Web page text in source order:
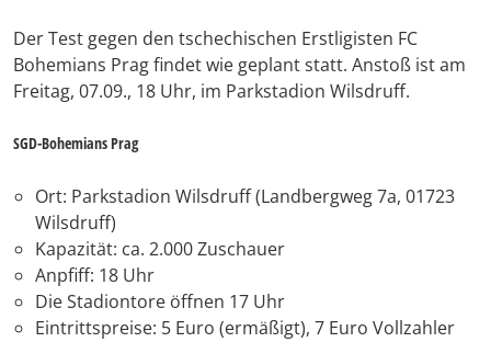
Der Test gegen den tschechischen Erstligisten FC
Bohemians Prag findet wie geplant statt. Anstoß ist am
Freitag, 07.09., 18 Uhr, im Parkstadion Wilsdruff.
SGD-Bohemians Prag
Ort: Parkstadion Wilsdruff (Landbergweg 7a, 01723
Wilsdruff)
Kapazität: ca. 2.000 Zuschauer
Anpfiff: 18 Uhr
Die Stadiontore öffnen 17 Uhr
Eintrittspreise: 5 Euro (ermäßigt), 7 Euro Vollzahler